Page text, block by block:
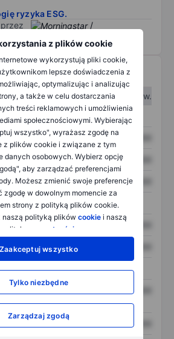
z plików cookie
wykorzystują pliki cookie,
lepsze doświadczenia z
optymalizując i analizując
a także w celu dostarczania
treści reklamowych i umożliwienia
społecznościowymi. Wybierając
wszystko", wyrażasz zgodę na
z plików cookie i związane z tym
danych osobowych. Wybierz opcję
aby zarządzać preferencjami
Możesz zmienić swoje preferencje
zgodę w dowolnym momencie za
strony z polityką plików cookie.
naszą polityką plików cookiei naszą
polityką
prywatności
Zaakceptuj wszystko
Tylko niezbędne
Zarządzaj zgodą
ryzyka ESG.
/
W I kw.
W II kw.
XXXXXXX XXXXXXX
XXXXXXX XXXXXXX
XXXXXXX XXXXXXX
XXXXXXX XXXXXXX
XXXXXXX
do
XXXXXXX XXXXXXX
XXXXXXX XXXXXXX